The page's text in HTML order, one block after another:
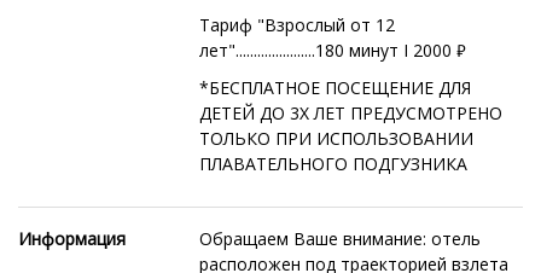
Тариф "Взрослый от 12
лет"......................180 минут I 2000 ₽
*БЕСПЛАТНОЕ ПОСЕЩЕНИЕ ДЛЯ
ДЕТЕЙ ДО 3Х ЛЕТ ПРЕДУСМОТРЕНО
ТОЛЬКО ПРИ ИСПОЛЬЗОВАНИИ
ПЛАВАТЕЛЬНОГО ПОДГУЗНИКА
Информация
Обращаем Ваше внимание: отель
расположен под траекторией взлета